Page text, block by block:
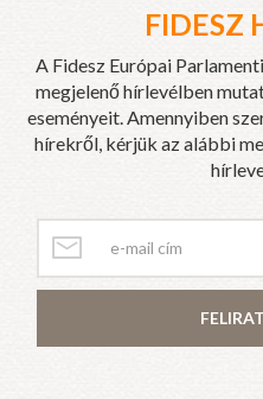
FIDESZ
A Fidesz Európai
megjelenő hírlevélben
eseményeit. Amennyiben
hírekről, kérjük az alábbi